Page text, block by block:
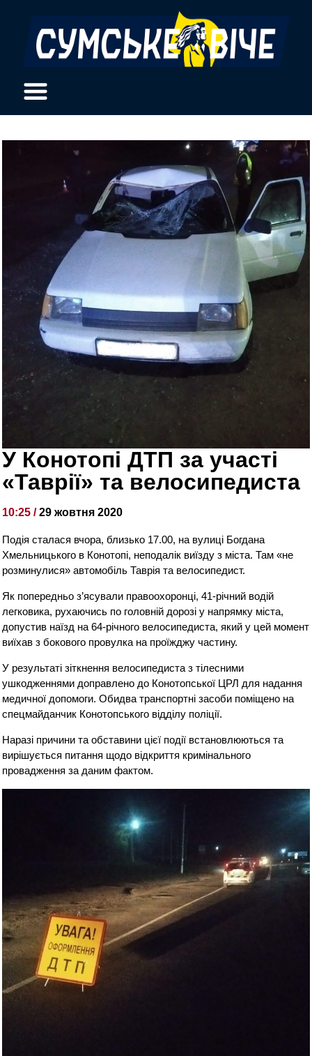
У Конотопі ДТП за участі
«Таврії» та велосипедиста
10:25 /29 жовтня 2020
Подія сталася вчора, близько 17.00, на вулиці Богдана
Хмельницького в Конотопі, неподалік виїзду з міста. Там «не
розминулися» автомобіль Таврія та велосипедист.
Як попередньо з’ясували правоохоронці, 41-річний водій
легковика, рухаючись по головній дорозі у напрямку міста,
допустив наїзд на 64-річного велосипедиста, який у цей момент
виїхав з бокового провулка на проїжджу частину.
У результаті зіткнення велосипедиста з тілесними
ушкодженнями доправлено до Конотопської ЦРЛ для надання
медичної допомоги. Обидва транспортні засоби поміщено на
спецмайданчик Конотопського відділу поліції.
Наразі причини та обставини цієї події встановлюються та
вирішується питання щодо відкриття кримінального
провадження за даним фактом.